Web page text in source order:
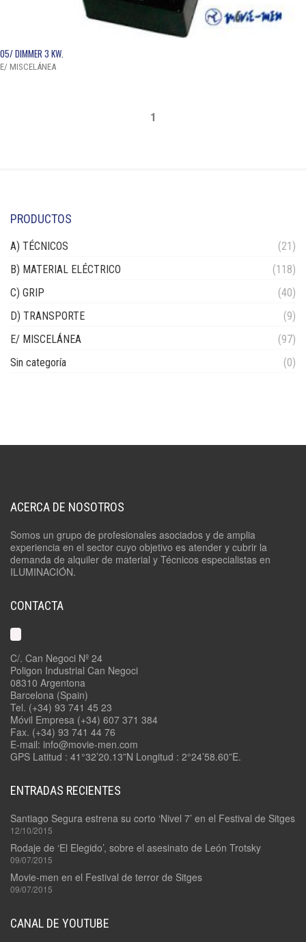
05/ DIMMER 3 KW.
E/ MISCELÁNEA
1
PRODUCTOS
A) TÉCNICOS
(21)
B) MATERIAL ELÉCTRICO
(118)
C) GRIP
(40)
D) TRANSPORTE
(9)
E/ MISCELÁNEA
(97)
Sin categoría
(0)
ACERCA DE NOSOTROS
Somos un grupo de profesionales asociados y de amplia
experiencia en el sector cuyo objetivo es atender y cubrir la
demanda de alquiler de material y Técnicos especialistas en
ILUMINACIÓN.
CONTACTA
C/. Can Negoci Nº 24
Poligon Industrial Can Negoci
08310 Argentona
Barcelona (Spain)
Tel. (+34) 93 741 45 23
Móvil Empresa (+34) 607 371 384
Fax. (+34) 93 741 44 76
E-mail: info@movie-men.com
GPS Latitud : 41°32’20.13”N Longitud : 2°24’58.60”E.
ENTRADAS RECIENTES
Santiago Segura estrena su corto ‘Nivel 7’ en el Festival de Sitges
12/10/2015
Rodaje de ‘El Elegido’, sobre el asesinato de León Trotsky
09/07/2015
Movie-men en el Festival de terror de Sitges
09/07/2015
CANAL DE YOUTUBE